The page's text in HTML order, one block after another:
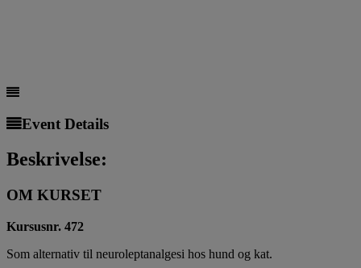
Event Details
Beskrivelse:
OM KURSET
Kursusnr. 472
Som alternativ til neuroleptanalgesi hos hund og kat.